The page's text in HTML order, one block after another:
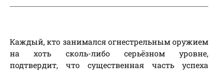
Каждый, кто занимался огнестрельным оружием
на хоть сколь-либо серьёзном уровне,
подтвердит, что существенная часть успеха